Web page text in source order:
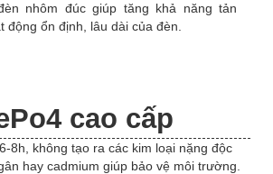
nhôm đúc giúp tăng khả năng tản
động ổn định, lâu dài của đèn.
cao cấp
8h, không tạo ra các kim loại nặng độc
hay cadmium giúp bảo vệ môi trường.